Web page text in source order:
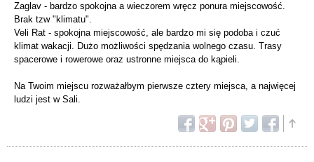
Zaglav - bardzo spokojna a wieczorem wręcz ponura miejscowość.
Brak tzw "klimatu".
Veli Rat - spokojna miejscowość, ale bardzo mi się podoba i czuć
klimat wakacji. Dużo możliwości spędzania wolnego czasu. Trasy
spacerowe i rowerowe oraz ustronne miejsca do kąpieli.
Na Twoim miejscu rozważałbym pierwsze cztery miejsca, a najwięcej
ludzi jest w Sali.